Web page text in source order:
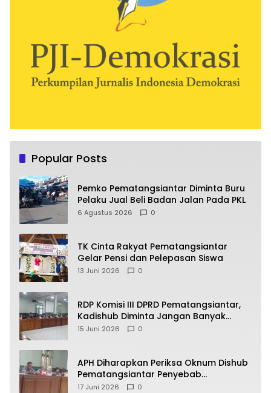
Popular Posts
Pemko Pematangsiantar Diminta Buru
Pelaku Jual Beli Badan Jalan Pada PKL
6 Agustus 2026 0
TK Cinta Rakyat Pematangsiantar
Gelar Pensi dan Pelepasan Siswa
13 Juni 2026 0
RDP Komisi III DPRD Pematangsiantar,
Kadishub Diminta Jangan Banyak
Alasan
15 Juni 2026 0
APH Diharapkan Periksa Oknum Dishub
Pematangsiantar Penyebab
Kebocoran PAD Retribusi Parkir
17 Juni 2026 0